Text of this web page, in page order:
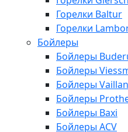
Горелки Baltur
Горелки
Бойлеры
Бойлеры
Бойлеры
Бойлеры
Бойлеры
Бойлеры Baxi
Бойлеры ACV